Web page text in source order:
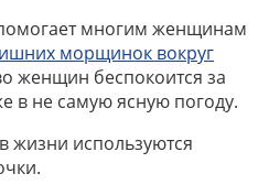
многим женщинам
морщинок вокруг
женщин беспокоится за
в не самую ясную погоду.
жизни используются